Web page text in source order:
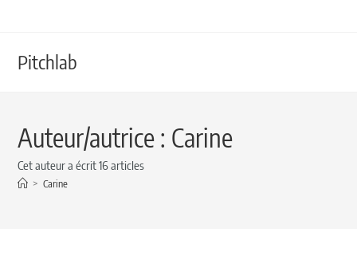
Pitchlab
Auteur/autrice : Carine
Cet auteur a écrit 16 articles
> Carine